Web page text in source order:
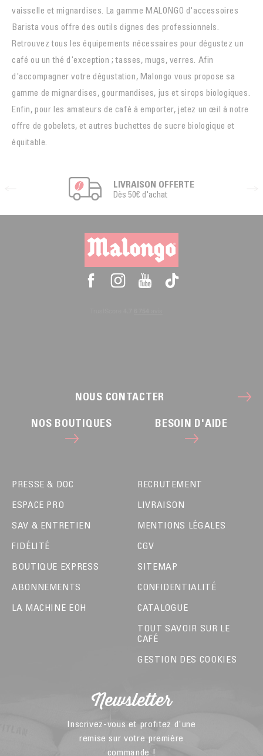
vaisselle et mignardises. La gamme MALONGO d'accessoires
Barista vous offre des outils dignes des professionnels.
Retrouvez tous les équipements nécessaires pour dégustez un
café ou un thé d'exception ; tasses, mugs, verres. Afin
d'accompagner votre dégustation, Malongo vous propose sa
gamme de mignardises, gourmandises, jus et sirops biologiques.
Enfin, pour les amateurs de café à emporter, jetez un œil à notre
offre de gobelets, et autres buchettes de sucre biologique et
équitable.
LIVRAISON OFFERTE
Dès 50€ d'achat
NOUS CONTACTER
NOS BOUTIQUES BESOIN D'AIDE
PRESSE & DOC
ESPACE PRO
SAV & ENTRETIEN
FIDÉLITÉ
BOUTIQUE EXPRESS
ABONNEMENTS
LA MACHINE EOH
RECRUTEMENT
LIVRAISON
MENTIONS LÉGALES
CGV
SITEMAP
CONFIDENTIALITÉ
CATALOGUE
TOUT SAVOIR SUR LE
CAFÉ
GESTION DES COOKIES
Newsletter
Inscrivez-vous et profitez d'une
remise sur votre première
commande !